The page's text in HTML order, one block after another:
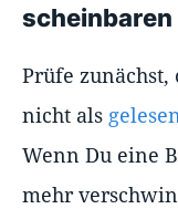
Prüfe
nicht als gelesen
Wenn Du eine
mehr